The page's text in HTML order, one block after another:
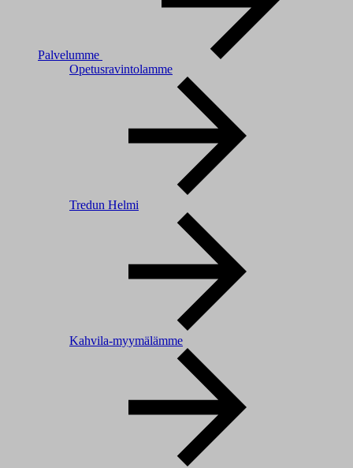
Palvelumme
Opetusravintolamme
Tredun Helmi
Kahvila-myymälämme